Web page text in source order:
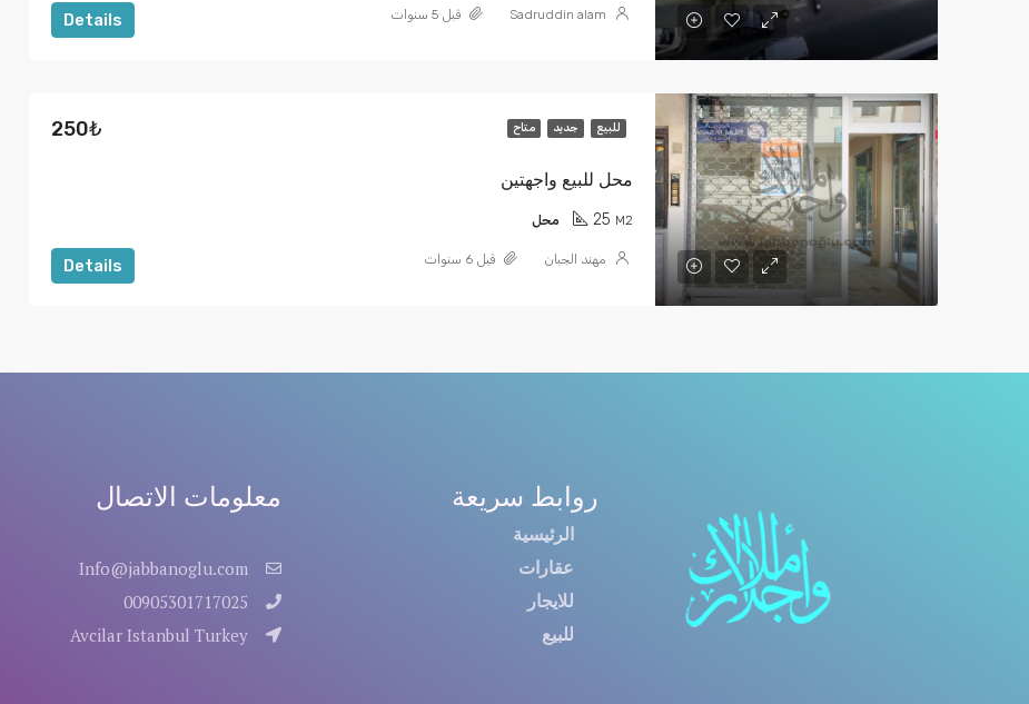
Details Sadruddin alam قبل 5 سنوات
للبيع جديد متاح
محل للبيع واجهتين
250₺
25 M2 محل
Details مهند الجبان قبل 6 سنوات
روابط سريعة
الرئيسية
عقارات
للايجار
للبيع
معلومات الاتصال
Info@jabbanoglu.com
00905301717025
Avcilar Istanbul Turkey